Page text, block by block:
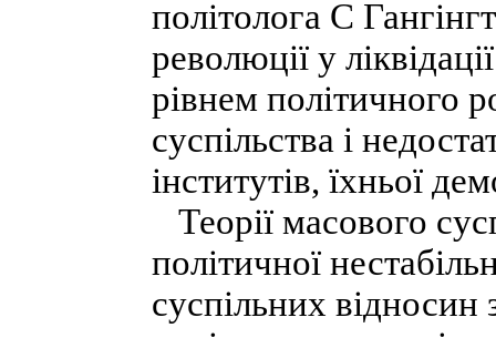
політолога С
революції у
рівнем політичного
суспільства і
інститутів, їхньої
Теорії масового
політичної
суспільних